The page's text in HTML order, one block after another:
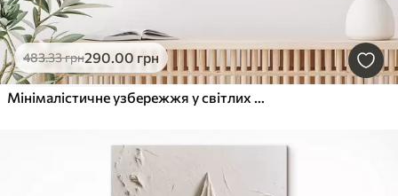
483.33грн290.00 грн
Мінімалістичне узбережжя у світлих тонах